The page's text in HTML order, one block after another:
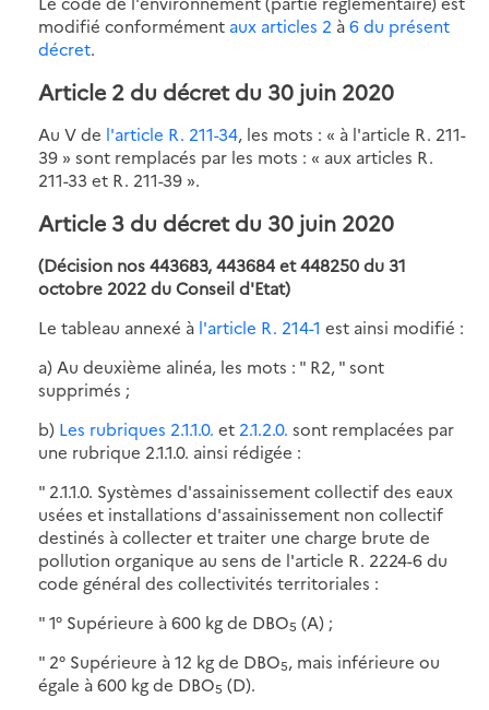
modifié conformément aux articles 2 à6 du présent
décret.
Article 2 du décret du 30 juin 2020
Au V de l'article R. 211-34, les mots : « à l'article R. 211-
39 » sont remplacés par les mots : « aux articles R.
211-33 et R. 211-39 ».
Article 3 du décret du 30 juin 2020
(Décision nos 443683, 443684 et 448250 du 31
octobre 2022 du Conseil d'Etat)
Le tableau annexé à l'article R. 214-1 est ainsi modifié :
a) Au deuxième alinéa, les mots : " R2, " sont
supprimés ;
b) Les rubriques 2.1.1.0. et 2.1.2.0. sont remplacées par
une rubrique 2.1.1.0. ainsi rédigée :
" 2.1.1.0. Systèmes d'assainissement collectif des eaux
usées et installations d'assainissement non collectif
destinés à collecter et traiter une charge brute de
pollution organique au sens de l'article R. 2224-6 du
code général des collectivités territoriales :
" 1° Supérieure à 600 kg de DBO5 (A) ;
" 2° Supérieure à 12 kg de DBO5, mais inférieure ou
égale à 600 kg de DBO5 (D).